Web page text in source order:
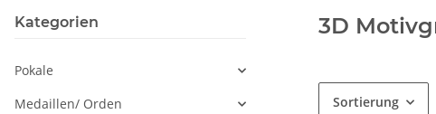
3D
Sortierung
Kategorien
Pokale
Medaillen/ Orden